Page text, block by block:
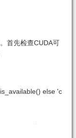
首先检查CUDA可
else 'c